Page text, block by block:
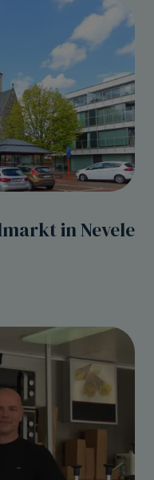
in Nevele